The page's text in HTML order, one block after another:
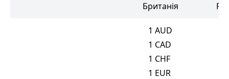
Британія
1 AUD
1 CAD
1 CHF
1 EUR